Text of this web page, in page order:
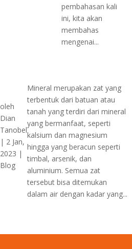
pembahasan kali
ini, kita akan
membahas
mengenai...
oleh
Dian
Tanobel
| 2 Jan,
2023 |
Blog
Mineral merupakan zat yang
terbentuk dari batuan atau
tanah yang terdiri dari mineral
yang bermanfaat, seperti
kalsium dan magnesium
hingga yang beracun seperti
timbal, arsenik, dan
aluminium. Semua zat
tersebut bisa ditemukan
dalam air dengan kadar yang...